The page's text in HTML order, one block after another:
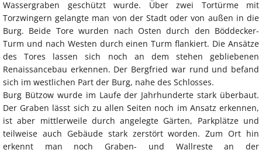
Wassergraben geschützt wurde. Über zwei Tortürme mit
Torzwingern gelangte man von der Stadt oder von außen in die
Burg. Beide Tore wurden nach Osten durch den Böddecker-
Turm und nach Westen durch einen Turm flankiert. Die Ansätze
des Tores lassen sich noch an dem stehen gebliebenen
Renaissancebau erkennen. Der Bergfried war rund und befand
sich im westlichen Part der Burg, nahe des Schlosses.
Burg Bützow wurde im Laufe der Jahrhunderte stark überbaut.
Der Graben lässt sich zu allen Seiten noch im Ansatz erkennen,
ist aber mittlerweile durch angelegte Gärten, Parkplätze und
teilweise auch Gebäude stark zerstört worden. Zum Ort hin
erkennt man noch Graben- und Wallreste an der